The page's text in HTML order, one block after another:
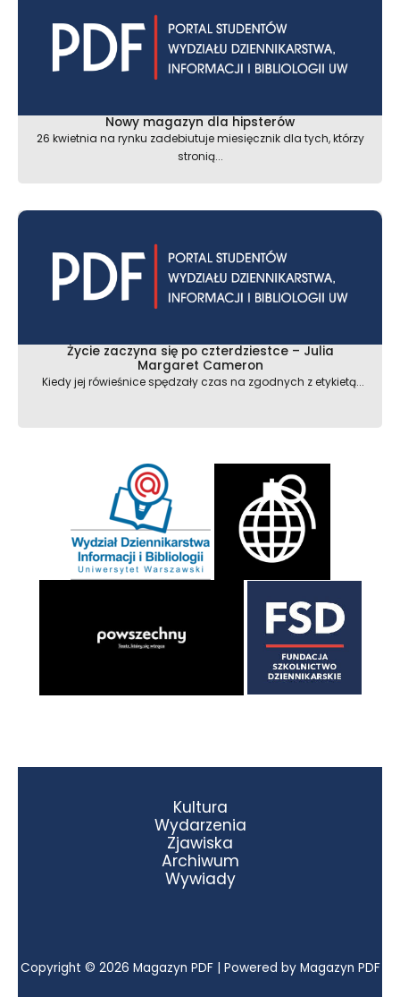
Nowy magazyn dla hipsterów
26 kwietnia na rynku zadebiutuje miesięcznik dla tych, którzy
stronią...
Życie zaczyna się po czterdziestce – Julia
Margaret Cameron
Kiedy jej rówieśnice spędzały czas na zgodnych z etykietą...
Kultura
Wydarzenia
Zjawiska
Archiwum
Wywiady
Copyright © 2026 Magazyn PDF | Powered by Magazyn PDF